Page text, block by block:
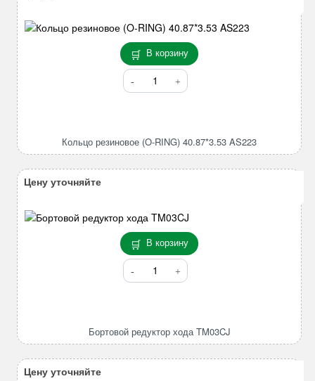
В корзину
Количество
товара
RING)
Кольцо резиновое (O-RING) 40.87*3.53 AS223
В корзину
Количество
товара
TM03CJ
Бортовой редуктор хода TM03CJ
Цену уточняйте
Цену уточняйте